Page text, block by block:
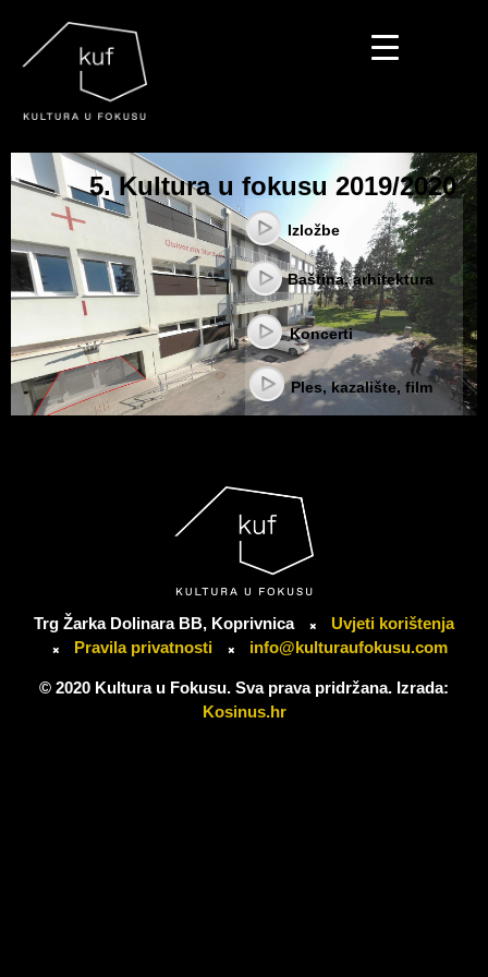
Trg Žarka Dolinara BB, Koprivnica
Uvjeti korištenja
Pravila privatnosti
info@kulturaufokusu.com
© 2020 Kultura u Fokusu. Sva prava pridržana. Izrada:
Kosinus.hr
▼